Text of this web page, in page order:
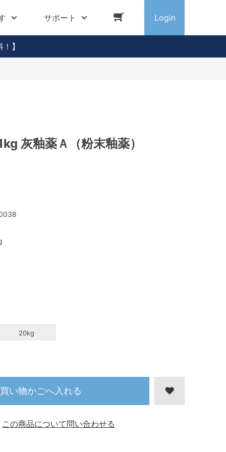
サポート Login
】
灰釉薬Ａ（粉末釉薬）
20kg
買い物かごへ入れる
この商品について問い合わせる